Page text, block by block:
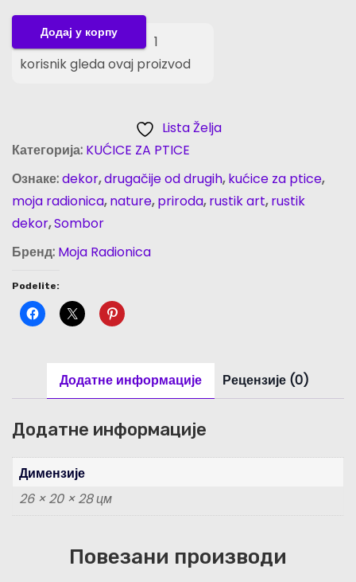
u
z
a
p
t
i
e
A
N
A
Додај у корпу
1
korisnik gleda ovaj proizvod
Lista Želja
Категорија: KUĆICE ZA PTICE
Ознаке:dekor,drugačije od drugih,kućice za ptice,
moja radionica,nature,priroda,rustik art,rustik
dekor,Sombor
Бренд: Moja Radionica
Podelite:
Додатне информације Рецензије (0)
Додатне информације
Димензије
26 × 20 × 28 цм
Повезани производи